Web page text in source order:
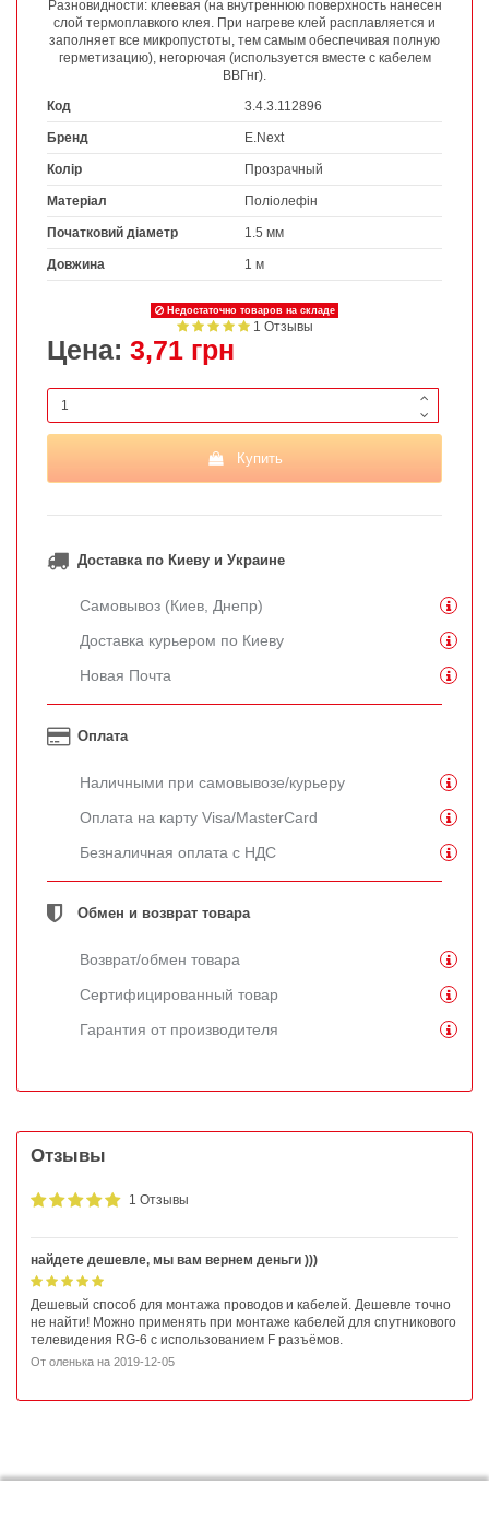
Разновидности: клеевая (на внутреннюю поверхность нанесен
слой термоплавкого клея. При нагреве клей расплавляется и
заполняет все микропустоты, тем самым обеспечивая полную
герметизацию), негорючая (используется вместе с кабелем
ВВГнг).
Код
3.4.3.112896
Бренд E.Next
Колір Прозрачный
Матеріал Поліолефін
Початковий діаметр 1.5 мм
Довжина 1 м
Недостаточно товаров на складе
1 Отзывы
Цена: 3,71 грн
Купить
Доставка по Киеву и Украине
Самовывоз (Киев, Днепр)
Доставка курьером по Киеву
Новая Почта
Оплата
Наличными при самовывозе/курьеру
Оплата на карту Visa/MasterCard
Безналичная оплата с НДС
Обмен и возврат товара
Возврат/обмен товара
Сертифицированный товар
Гарантия от производителя
Отзывы
1 Отзывы
найдете дешевле, мы вам вернем деньги )))
Дешевый способ для монтажа проводов и кабелей. Дешевле точно
не найти! Можно применять при монтаже кабелей для спутникового
телевидения RG-6 с использованием F разъёмов.
От оленька на 2019-12-05